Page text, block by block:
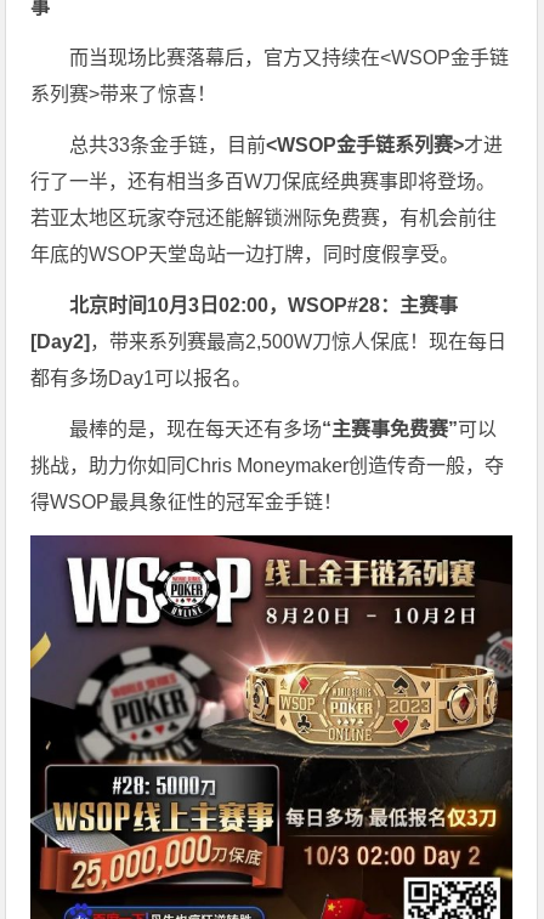
事
而当现场比赛落幕后，官方又持续在<WSOP金手链
系列赛>带来了惊喜！
总共33条金手链，目前<WSOP金手链系列赛>才进
行了一半，还有相当多百W刀保底经典赛事即将登场。
若亚太地区玩家夺冠还能解锁洲际免费赛，有机会前往
年底的WSOP天堂岛站一边打牌，同时度假享受。
北京时间10月3日02:00，WSOP#28：主赛事
[Day2] ，带来系列赛最高2,500W刀惊人保底！现在每日
都有多场Day1可以报名。
最棒的是，现在每天还有多场“主赛事免费赛”可以
挑战，助力你如同Chris Moneymaker创造传奇一般，夺
得WSOP最具象征性的冠军金手链！